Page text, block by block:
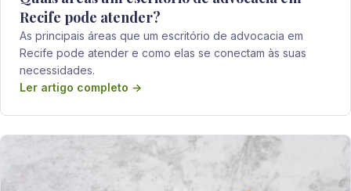
Recife pode atender?
As principais áreas que um escritório de advocacia em
Recife pode atender e como elas se conectam às suas
necessidades.
Ler artigo completo →